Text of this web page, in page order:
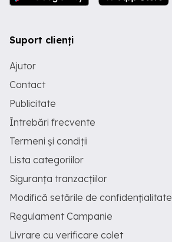
Suport clienți
Ajutor
Contact
Publicitate
Întrebări frecvente
Termeni și condiții
Lista categoriilor
Siguranța tranzacțiilor
Modifică setările de confidențialitate
Regulament Campanie
Livrare cu verificare colet